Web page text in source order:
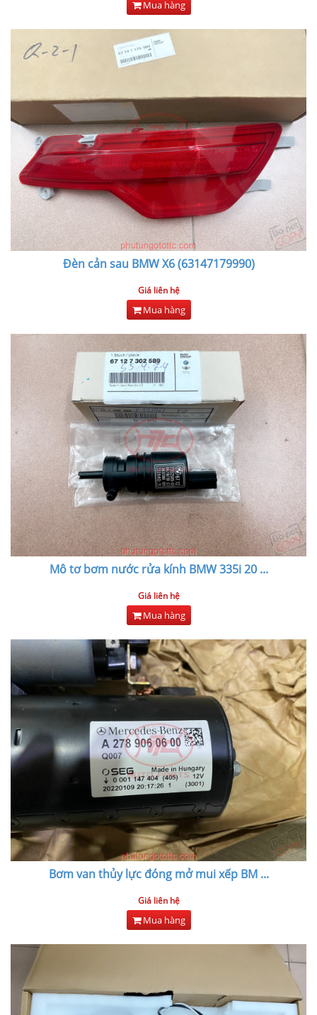
Mua hàng
Đèn cản sau BMW X6 (63147179990)
Giá liên hệ
Mua hàng
Mô tơ bơm nước rửa kính BMW 335i 20...
Giá liên hệ
Mua hàng
Bơm van thủy lực đóng mở mui xếp BM...
Giá liên hệ
Mua hàng